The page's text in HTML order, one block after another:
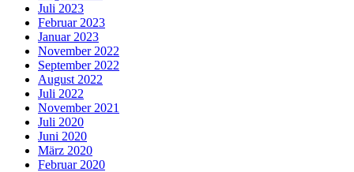
Juli 2023
Februar 2023
Januar 2023
November 2022
September 2022
August 2022
Juli 2022
November 2021
Juli 2020
Juni 2020
März 2020
Februar 2020